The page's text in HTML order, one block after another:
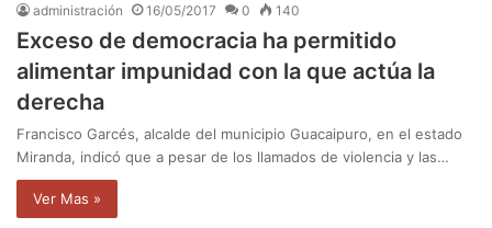
administración 16/05/2017 0 140
Exceso de democracia ha permitido
alimentar impunidad con la que actúa la
derecha
Francisco Garcés, alcalde del municipio Guacaipuro, en el estado
Miranda, indicó que a pesar de los llamados de violencia y las…
Ver Mas »